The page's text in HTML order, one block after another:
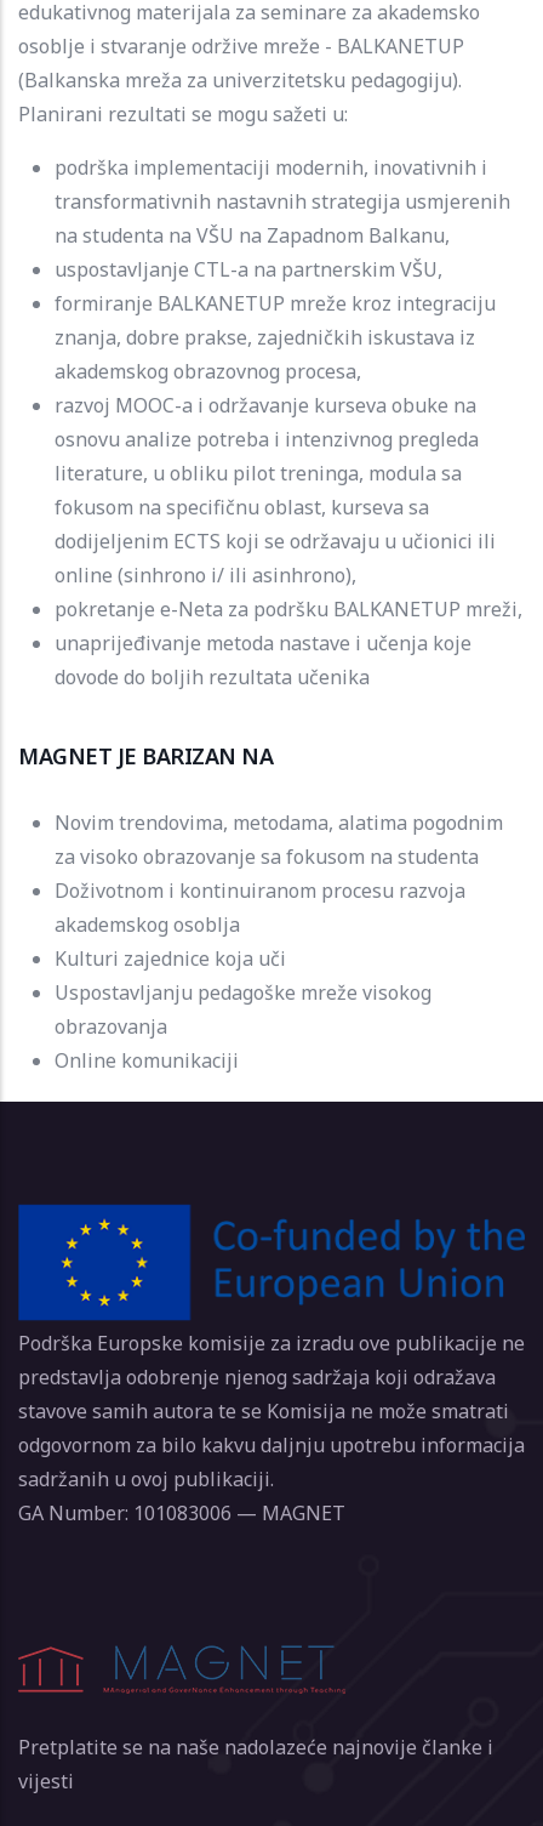
edukativnog materijala za seminare za akademsko
osoblje i stvaranje održive mreže - BALKANETUP
(Balkanska mreža za univerzitetsku pedagogiju).
Planirani rezultati se mogu sažeti u:
podrška implementaciji modernih, inovativnih i
transformativnih nastavnih strategija usmjerenih
na studenta na VŠU na Zapadnom Balkanu,
uspostavljanje CTL-a na partnerskim VŠU,
formiranje BALKANETUP mreže kroz integraciju
znanja, dobre prakse, zajedničkih iskustava iz
akademskog obrazovnog procesa,
razvoj MOOC-a i održavanje kurseva obuke na
osnovu analize potreba i intenzivnog pregleda
literature, u obliku pilot treninga, modula sa
fokusom na specifičnu oblast, kurseva sa
dodijeljenim ECTS koji se održavaju u učionici ili
online (sinhrono i/ ili asinhrono),
pokretanje e-Neta za podršku BALKANETUP mreži,
unaprijeđivanje metoda nastave i učenja koje
dovode do boljih rezultata učenika
MAGNET JE BARIZAN NA
Novim trendovima, metodama, alatima pogodnim
za visoko obrazovanje sa fokusom na studenta
Doživotnom i kontinuiranom procesu razvoja
akademskog osoblja
Kulturi zajednice koja uči
Uspostavljanju pedagoške mreže visokog
obrazovanja
Online komunikaciji
Podrška Europske komisije za izradu ove publikacije ne
predstavlja odobrenje njenog sadržaja koji odražava
stavove samih autora te se Komisija ne može smatrati
odgovornom za bilo kakvu daljnju upotrebu informacija
sadržanih u ovoj publikaciji.
GA Number: 101083006 — MAGNET
Pretplatite se na naše nadolazeće najnovije članke i
vijesti